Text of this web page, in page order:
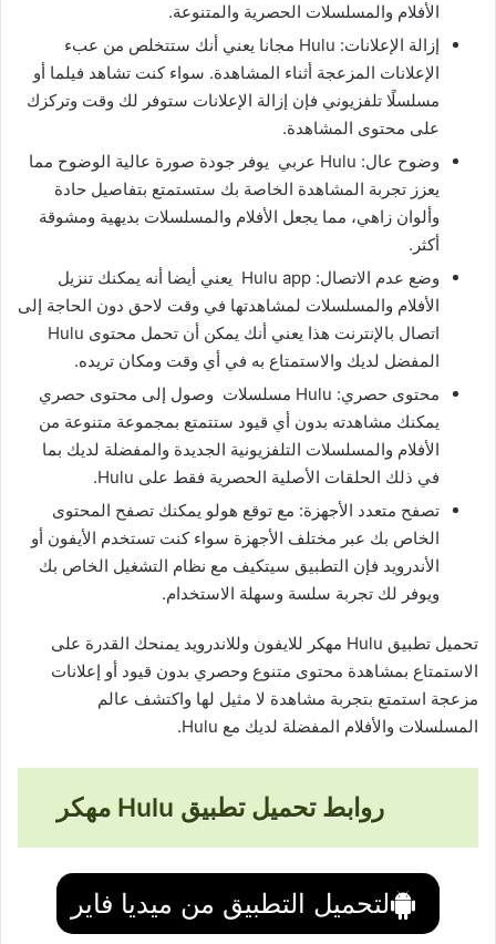
الأفلام والمسلسلات الحصرية والمتنوعة.
إزالة الإعلانات: Hulu مجانا يعني أنك ستتخلص من عبء
الإعلانات المزعجة أثناء المشاهدة. سواء كنت تشاهد فيلما أو
مسلسلًا تلفزيوني فإن إزالة الإعلانات ستوفر لك وقت وتركزك
على محتوى المشاهدة.
وضوح عال: Hulu عربي يوفر جودة صورة عالية الوضوح مما
يعزز تجربة المشاهدة الخاصة بك ستستمتع بتفاصيل حادة
وألوان زاهي، مما يجعل الأفلام والمسلسلات بديهية ومشوقة
أكثر.
وضع عدم الاتصال: Hulu app يعني أيضا أنه يمكنك تنزيل
الأفلام والمسلسلات لمشاهدتها في وقت لاحق دون الحاجة إلى
اتصال بالإنترنت هذا يعني أنك يمكن أن تحمل محتوى Hulu
المفضل لديك والاستمتاع به في أي وقت ومكان تريده.
محتوى حصري: Hulu مسلسلات وصول إلى محتوى حصري
يمكنك مشاهدته بدون أي قيود ستتمتع بمجموعة متنوعة من
الأفلام والمسلسلات التلفزيونية الجديدة والمفضلة لديك بما
في ذلك الحلقات الأصلية الحصرية فقط على Hulu.
تصفح متعدد الأجهزة: مع توقع هولو يمكنك تصفح المحتوى
الخاص بك عبر مختلف الأجهزة سواء كنت تستخدم الأيفون أو
الأندرويد فإن التطبيق سيتكيف مع نظام التشغيل الخاص بك
ويوفر لك تجربة سلسة وسهلة الاستخدام.
تحميل تطبيق Hulu مهكر للايفون وللاندرويد يمنحك القدرة على
الاستمتاع بمشاهدة محتوى متنوع وحصري بدون قيود أو إعلانات
مزعجة استمتع بتجربة مشاهدة لا مثيل لها واكتشف عالم
المسلسلات والأفلام المفضلة لديك مع Hulu.
روابط تحميل تطبيق Hulu مهكر
لتحميل التطبيق من ميديا فاير